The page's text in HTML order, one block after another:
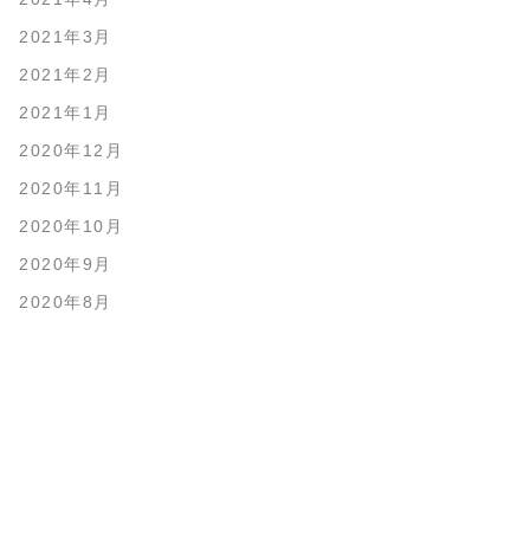
2021年3月
2021年2月
2021年1月
2020年12月
2020年11月
2020年10月
2020年9月
2020年8月